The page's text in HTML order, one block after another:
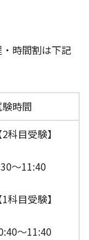
時間割は下記
時間
2科目受験】
～11:40
1科目受験】
～11:40